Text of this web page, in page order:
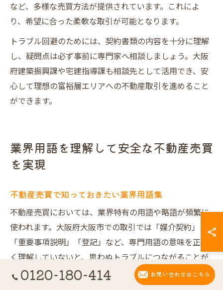
など、多様な売買方法が提供されています。これによ
り、希望に合った柔軟な取引が可能となります。
トラブル回避のためには、契約書類の内容を十分に理解
し、疑問点は必ず事前に専門家へ相談しましょう。大阪
府建築振興課や宅建指導課も相談先として活用でき、安
心して理想の富裕層エリアへの不動産取引を進めること
ができます。
業界用語を理解して安全な不動産売買
を実現
不動産売買で知っておきたい業界用語集
不動産売買においては、業界特有の用語や略語が頻繁に
使われます。大阪府大阪市での取引では「媒介契約」
「重要事項説明」「登記」など、専門用語の意味を正し
く理解していないと、思わぬトラブルにつながることが
あります。特に高級住宅街の取引では、用語の使い分け
0120-180-414 お問い合わせはこちら